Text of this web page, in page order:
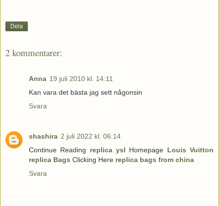
Dela
2 kommentarer:
Anna 19 juli 2010 kl. 14:11
Kan vara det bästa jag sett någonsin
Svara
shashira 2 juli 2022 kl. 06:14
Continue Reading replica ysl Homepage Louis Vuitton
replica Bags Clicking Here replica bags from china
Svara